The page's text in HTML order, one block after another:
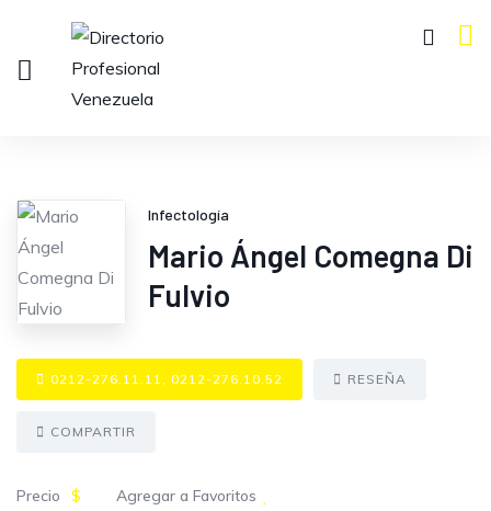
Infectología
Mario Ángel Comegna Di
Fulvio
0212-276.11.11, 0212-276.10.52 RESEÑA
COMPARTIR
Precio $ Agregar a Favoritos